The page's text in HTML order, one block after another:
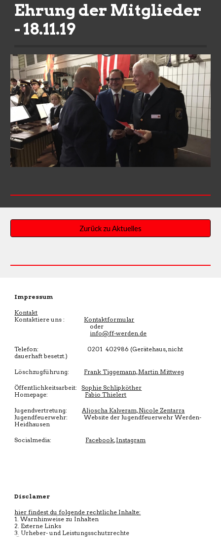
Ehrung der Mitglieder
- 18.11.19
Zurück zu Aktuelles
Impressum
Kontakt
Kontaktiere uns : Kontaktformular
oder
info@ff-werden.de
Telefon: 0201 402986 (Gerätehaus, nicht
dauerhaft besetzt.)
Löschzugführung: Frank Tiggemann, Martin Mittweg
Öffentlichkeitsarbeit:Sophie Schlipköther
Homepage: Fabio Thielert
Jugendvertretung:Aljoscha Kalveram, Nicole Zentarra
Jugendfeuerwehr: Website der Jugendfeuerwehr Werden-
Heidhausen
Socialmedia: Facebook,Instagram
Disclamer
hier findest du folgende rechtliche Inhalte:
1. Warnhinweise zu Inhalten
2. Externe Links
3. Urheber- und Leistungsschutzrechte